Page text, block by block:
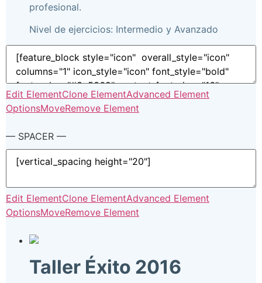
profesional.
Nivel de ejercicios: Intermedio y Avanzado
Edit ElementClone ElementAdvanced Element
OptionsMoveRemove Element
— SPACER —
Edit ElementClone ElementAdvanced Element
OptionsMoveRemove Element
Taller Éxito 2016